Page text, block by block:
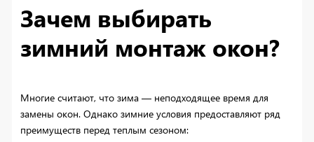
Зачем выбирать
зимний монтаж окон?
Многие считают, что зима — неподходящее время для
замены окон. Однако зимние условия предоставляют ряд
преимуществ перед теплым сезоном: